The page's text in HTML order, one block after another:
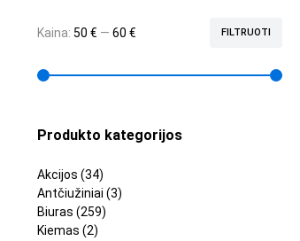
FILTRUOTI
Kaina: 50 € — 60 €
Produkto kategorijos
Akcijos (34)
Antčiužiniai (3)
Biuras (259)
Kiemas (2)